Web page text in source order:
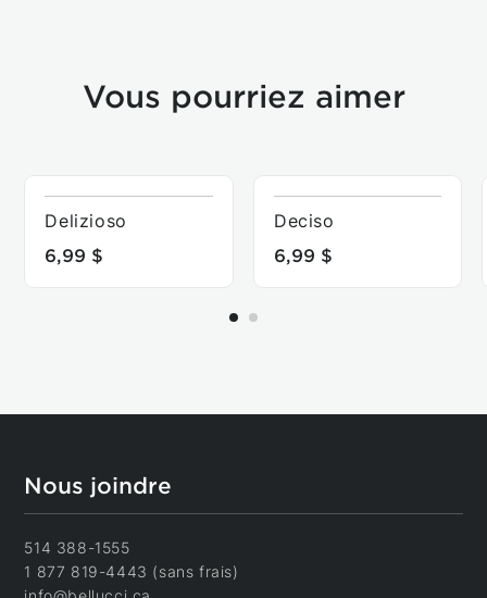
Vous pourriez aimer
Delizioso
6,99 $
Deciso
6,99 $
Nous joindre
514 388-1555
1 877 819-4443 (sans frais)